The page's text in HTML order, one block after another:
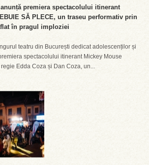
anunță premiera spectacolului itinerant
SĂ PLECE, un traseu performativ prin
în pragul imploziei
teatru din București dedicat adolescenților și
spectacolului itinerant Mickey Mouse
Edda Coza și Dan Coza, un...